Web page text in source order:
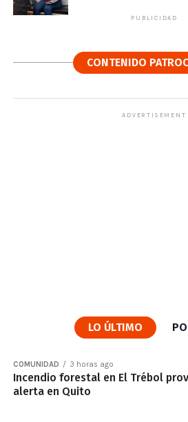
PUBLICIDAD
CONTENIDO
ADVERTISEMENT
LO ÚLTIMO
COMUNIDAD 3 horas ago
Incendio forestal en El Trébol
alerta en Quito